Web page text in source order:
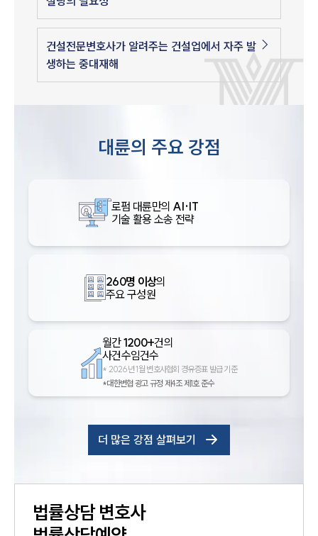
건설전문변호사가 알려주는 건설업에서 자주 발
생하는 중대재해
대륜의 주요 강점
로펌 대륜만의 AI·IT
기술 활용 소송 전략
260명 이상의
주요 구성원
월간1200+건의
사건수임건수
* 2026년 1월 변호사협회 경유증표 발급 기준
*대한변협 광고 규정 제4조 제1호 준수
더 많은 강점 살펴보기
법률상담변호사